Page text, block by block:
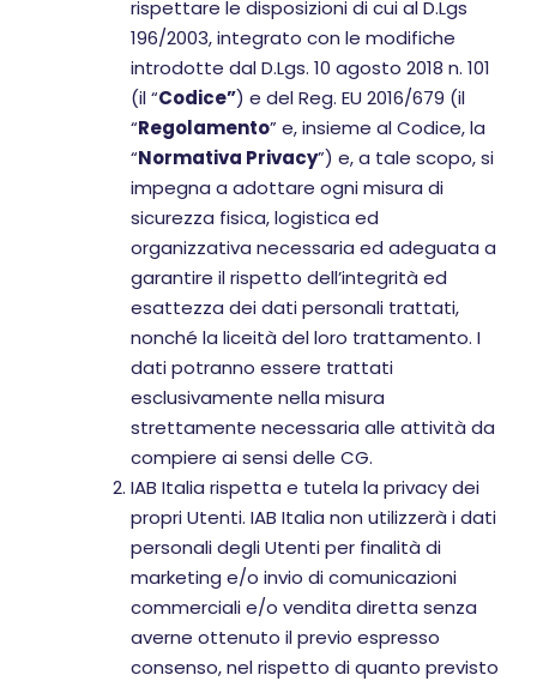
rispettare le disposizioni di cui al D.Lgs
196/2003, integrato con le modifiche
introdotte dal D.Lgs. 10 agosto 2018 n. 101
(il “Codice”) e del Reg. EU 2016/679 (il
“Regolamento” e, insieme al Codice, la
“Normativa Privacy”) e, a tale scopo, si
impegna a adottare ogni misura di
sicurezza fisica, logistica ed
organizzativa necessaria ed adeguata a
garantire il rispetto dell’integrità ed
esattezza dei dati personali trattati,
nonché la liceità del loro trattamento. I
dati potranno essere trattati
esclusivamente nella misura
strettamente necessaria alle attività da
compiere ai sensi delle CG.
IAB Italia rispetta e tutela la privacy dei
propri Utenti. IAB Italia non utilizzerà i dati
personali degli Utenti per finalità di
marketing e/o invio di comunicazioni
commerciali e/o vendita diretta senza
averne ottenuto il previo espresso
consenso, nel rispetto di quanto previsto